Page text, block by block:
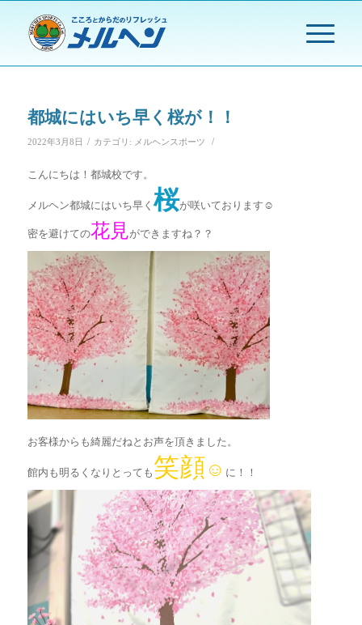
都城にはいち早く桜が！！
2022年3月8日 / カテゴリ: メルヘンスポーツ /
こんにちは！都城校です。
メルヘン都城にはいち早く 桜が咲いております☺
密を避けての花見ができますね？？
お客様からも綺麗だねとお声を頂きました。
館内も明るくなりとっても 笑顔 ☺ に！！